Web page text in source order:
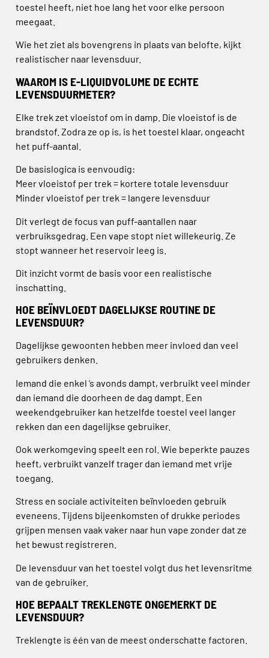
toestel heeft, niet hoe lang het voor elke persoon
meegaat.
Wie het ziet als bovengrens in plaats van belofte, kijkt
realistischer naar levensduur.
WAAROM IS E-LIQUIDVOLUME DE ECHTE
LEVENSDUURMETER?
Elke trek zet vloeistof om in damp. Die vloeistof is de
brandstof. Zodra ze op is, is het toestel klaar, ongeacht
het puff-aantal.
De basislogica is eenvoudig:
Meer vloeistof per trek = kortere totale levensduur
Minder vloeistof per trek = langere levensduur
Dit verlegt de focus van puff-aantallen naar
verbruiksgedrag. Een vape stopt niet willekeurig. Ze
stopt wanneer het reservoir leeg is.
Dit inzicht vormt de basis voor een realistische
inschatting.
HOE BEÏNVLOEDT DAGELIJKSE ROUTINE DE
LEVENSDUUR?
Dagelijkse gewoonten hebben meer invloed dan veel
gebruikers denken.
Iemand die enkel ’s avonds dampt, verbruikt veel minder
dan iemand die doorheen de dag dampt. Een
weekendgebruiker kan hetzelfde toestel veel langer
rekken dan een dagelijkse gebruiker.
Ook werkomgeving speelt een rol. Wie beperkte pauzes
heeft, verbruikt vanzelf trager dan iemand met vrije
toegang.
Stress en sociale activiteiten beïnvloeden gebruik
eveneens. Tijdens bijeenkomsten of drukke periodes
grijpen mensen vaak vaker naar hun vape zonder dat ze
het bewust registreren.
De levensduur van het toestel volgt dus het levensritme
van de gebruiker.
HOE BEPAALT TREKLENGTE ONGEMERKT DE
LEVENSDUUR?
Treklengte is één van de meest onderschatte factoren.